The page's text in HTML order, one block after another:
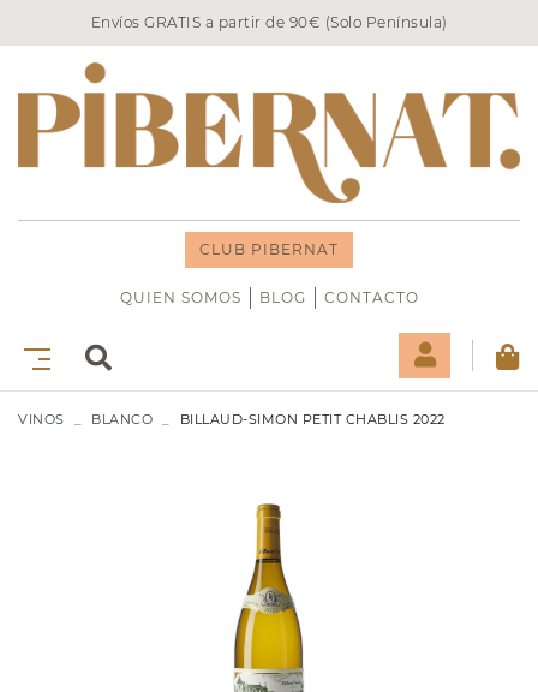
Envíos GRATIS a partir de 90€ (Solo Península)
CLUB PIBERNAT
QUIEN SOMOS BLOG CONTACTO
VINOS BLANCO BILLAUD-SIMON PETIT CHABLIS 2022